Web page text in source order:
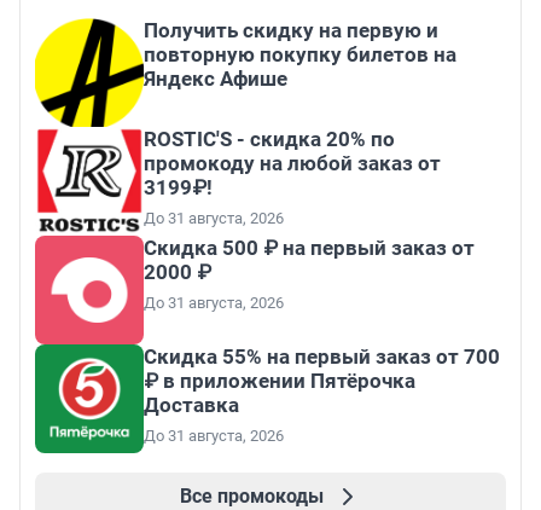
Получить скидку на первую и
повторную покупку билетов на
Яндекс Афише
ROSTIC'S - скидка 20% по
промокоду на любой заказ от
3199₽!
До 31 августа, 2026
Скидка 500 ₽ на первый заказ от
2000 ₽
До 31 августа, 2026
Скидка 55% на первый заказ от 700
₽ в приложении Пятёрочка
Доставка
До 31 августа, 2026
Все промокоды